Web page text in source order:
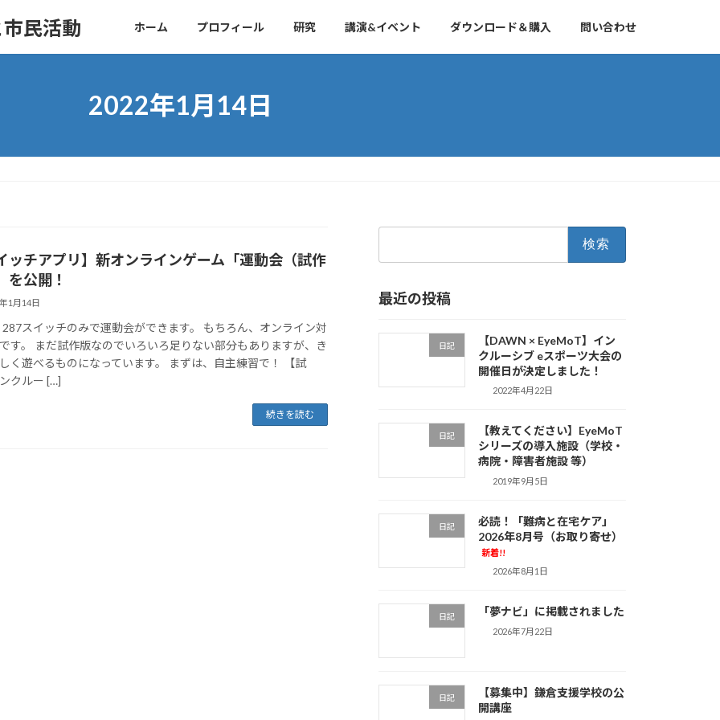
民活動 ホーム プロフィール 研究 講演&イベント ダウンロード＆購入 問い合わせ
2022年1月14日
ッチアプリ】新オンラインゲーム「運動会（試作
を公開！
1月14日
スイッチのみで運動会ができます。 もちろん、オンライン対
す。 まだ試作版なのでいろいろ足りない部分もありますが、き
く遊べるものになっています。 まずは、自主練習で！ 【試
クルー […]
続きを読む
最近の投稿
日記
【DAWN × EyeMoT】イン
クルーシブ eスポーツ大会の
開催日が決定しました！
2022年4月22日
日記
【教えてください】EyeMoT
シリーズの導入施設（学校・
病院・障害者施設 等）
2019年9月5日
日記
必読！「難病と在宅ケア」
2026年8月号（お取り寄せ）
新着!!
2026年8月1日
日記 「夢ナビ」に掲載されました
2026年7月22日
日記
【募集中】鎌倉支援学校の公
開講座